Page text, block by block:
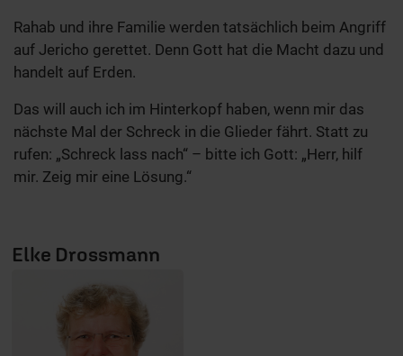
Rahab und ihre Familie werden tatsächlich beim Angriff
auf Jericho gerettet. Denn Gott hat die Macht dazu und
handelt auf Erden.
Das will auch ich im Hinterkopf haben, wenn mir das
nächste Mal der Schreck in die Glieder fährt. Statt zu
rufen: „Schreck lass nach“ – bitte ich Gott: „Herr, hilf
mir. Zeig mir eine Lösung.“
Elke Drossmann